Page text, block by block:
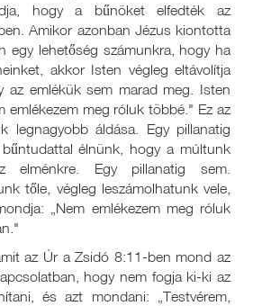
hogy a bűnöket elfedték az
Amikor azonban Jézus kiontotta
egy lehetőség számunkra, hogy ha
akkor Isten végleg eltávolítja
az emlékük sem marad meg. Isten
emlékezem meg róluk többé." Ez az
legnagyobb áldása. Egy pillanatig
élnünk, hogy a múltunk
elménkre. Egy pillanatig sem.
tőle, végleg leszámolhatunk vele,
„Nem emlékezem meg róluk
az Úr a Zsidó 8:11-ben mond az
hogy nem fogja ki-ki az
és azt mondani: „Testvérem,